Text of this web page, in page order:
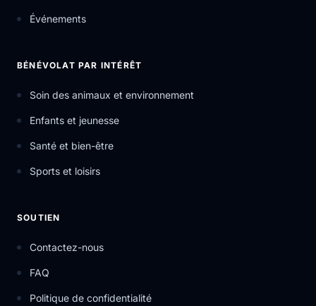
Événements
BÉNÉVOLAT PAR INTÉRÊT
Soin des animaux et environnement
Enfants et jeunesse
Santé et bien-être
Sports et loisirs
SOUTIEN
Contactez-nous
FAQ
Politique de confidentialité